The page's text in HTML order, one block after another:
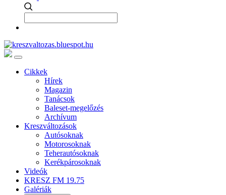
Cikkek
Hírek
Magazin
Tanácsok
Baleset-megelőzés
Archívum
Kreszváltozások
Autósoknak
Motorosoknak
Teherautósoknak
Kerékpárosoknak
Videók
KRESZ FM 19.75
Galériák